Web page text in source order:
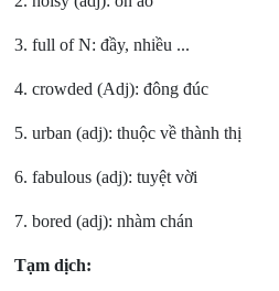
3. full of N:đầy, nhiều ...
4. crowded (Adj):đông đúc
5. urban (adj):thuộc về thành thị
6. fabulous (adj): tuyệt vời
7. bored (adj):nhàm chán
Tạm dịch: